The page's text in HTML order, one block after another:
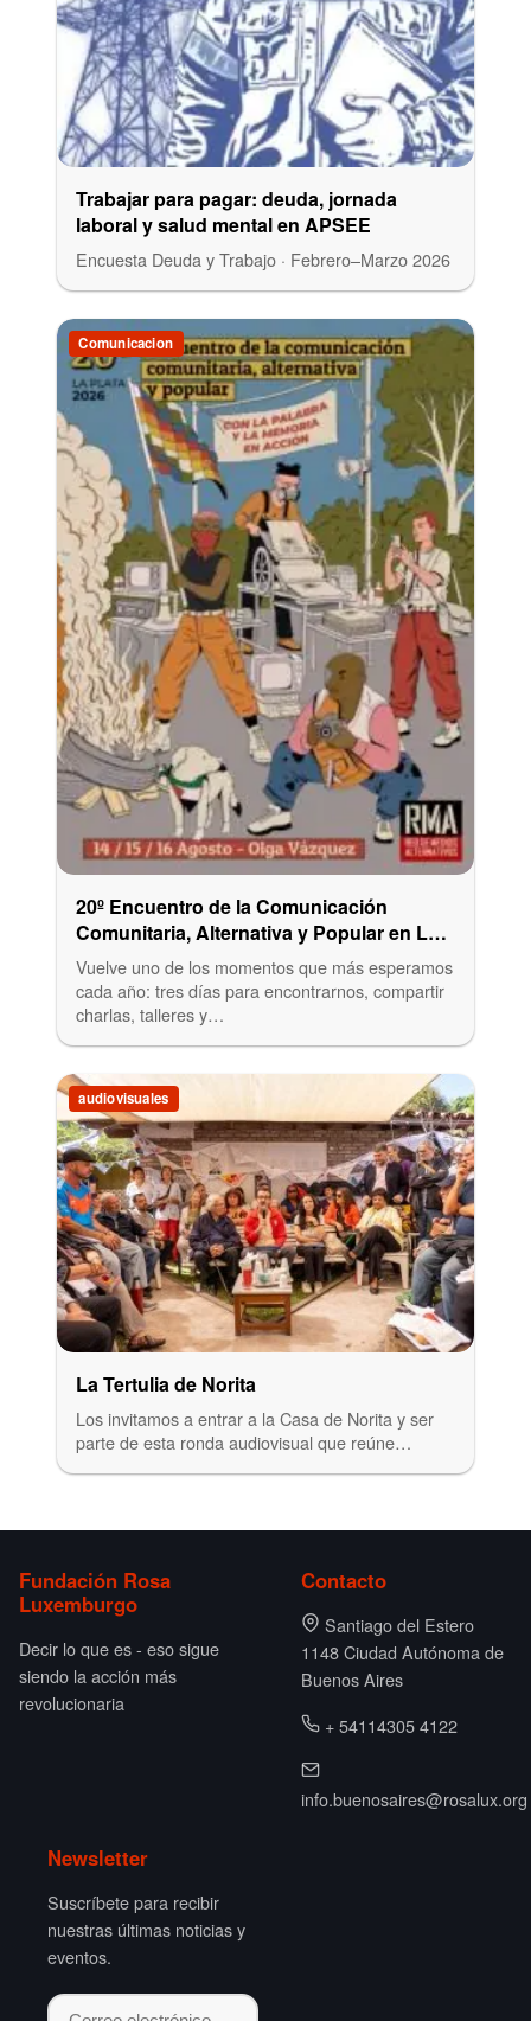
Trabajar para pagar: deuda, jornada
laboral y salud mental en APSEE
Encuesta Deuda y Trabajo · Febrero–Marzo 2026
Comunicacion
20º Encuentro de la Comunicación
Comunitaria, Alternativa y Popular en La
Plata
Vuelve uno de los momentos que más esperamos
cada año: tres días para encontrarnos, compartir
charlas, talleres y…
audiovisuales
La Tertulia de Norita
Los invitamos a entrar a la Casa de Norita y ser
parte de esta ronda audiovisual que reúne…
Fundación Rosa
Luxemburgo
Decir lo que es - eso sigue
siendo la acción más
revolucionaria
Contacto
Santiago del Estero
1148 Ciudad Autónoma de
Buenos Aires
+ 54114305 4122
info.buenosaires@rosalux.org
Newsletter
Suscríbete para recibir
nuestras últimas noticias y
eventos.